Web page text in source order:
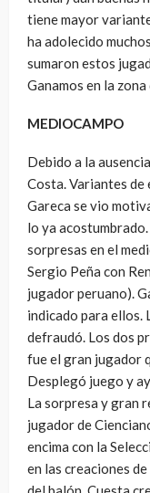
tiene mayor
ha adolecido
sumaron estos
Ganamos en la
MEDIOCAMPO
Debido a la
Costa. Variantes de
Gareca se vio
lo ya
sorpresas en el
Sergio Peña con
jugador peruano).
indicado para ellos.
defraudó. Los dos
fue el gran jugador
Desplegó juego y
La sorpresa y gran
jugador de
encima con la
en las creaciones